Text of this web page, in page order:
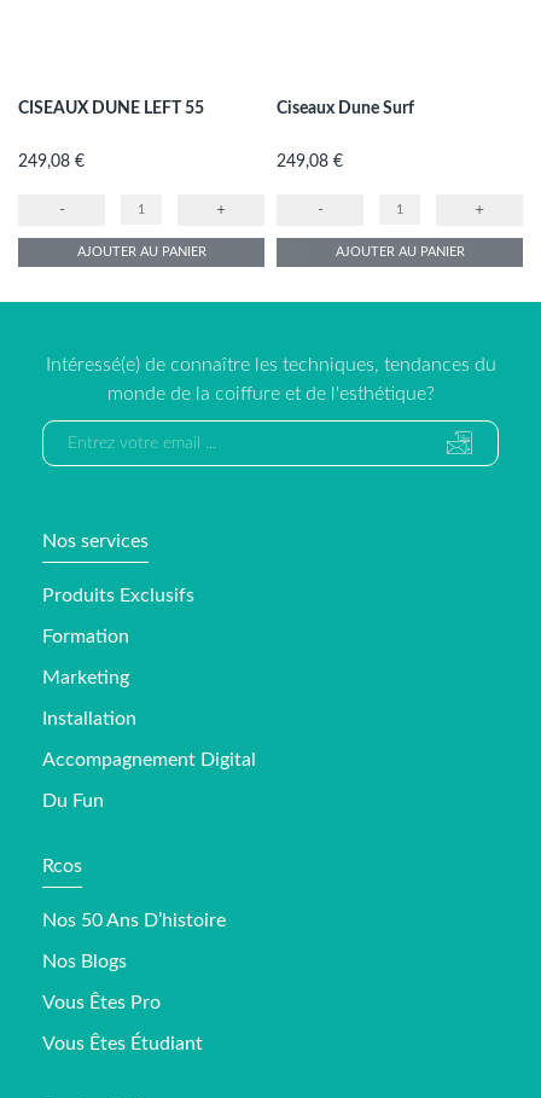
CISEAUX DUNE LEFT 55
Prix
249,08 €
- +
AJOUTER AU PANIER
Ciseaux Dune Surf
Prix
249,08 €
- +
AJOUTER AU PANIER
Intéressé(e) de connaître les techniques, tendances du
monde de la coiffure et de l'esthétique?
Nos services
Produits Exclusifs
Formation
Marketing
Installation
Accompagnement Digital
Du Fun
Rcos
Nos 50 Ans D’histoire
Nos Blogs
Vous Êtes Pro
Vous Êtes Étudiant